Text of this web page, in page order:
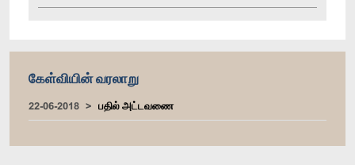
கேள்வியின் வரலாறு
22-06-2018 பதில் அட்டவணை